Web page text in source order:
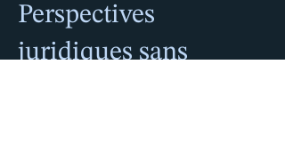
Perspectives
juridiques sans